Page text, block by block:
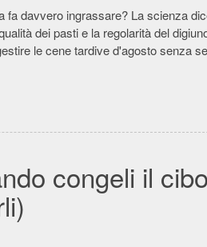
fa davvero ingrassare? La scienza
dei pasti e la regolarità del
le cene tardive d'agosto senza
congeli il